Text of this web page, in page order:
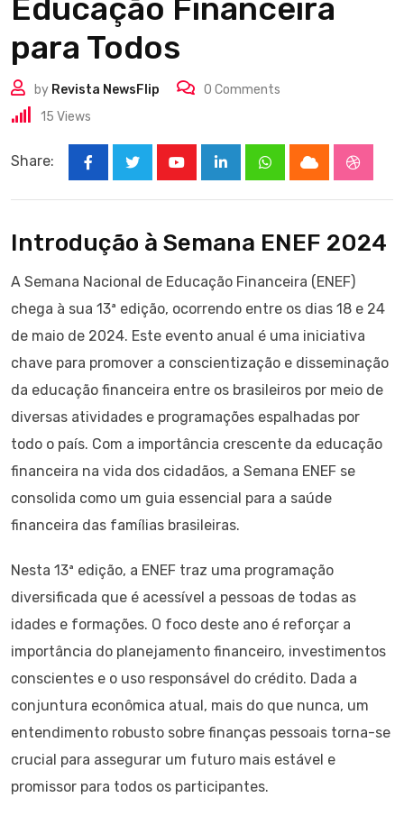
Educação Financeira
para Todos
by Revista NewsFlip 0 Comments
15 Views
Share:
LinkedInWhatsappCloud
Introdução à Semana ENEF 2024
A Semana Nacional de Educação Financeira (ENEF)
chega à sua 13ª edição, ocorrendo entre os dias 18 e 24
de maio de 2024. Este evento anual é uma iniciativa
chave para promover a conscientização e disseminação
da educação financeira entre os brasileiros por meio de
diversas atividades e programações espalhadas por
todo o país. Com a importância crescente da educação
financeira na vida dos cidadãos, a Semana ENEF se
consolida como um guia essencial para a saúde
financeira das famílias brasileiras.
Nesta 13ª edição, a ENEF traz uma programação
diversificada que é acessível a pessoas de todas as
idades e formações. O foco deste ano é reforçar a
importância do planejamento financeiro, investimentos
conscientes e o uso responsável do crédito. Dada a
conjuntura econômica atual, mais do que nunca, um
entendimento robusto sobre finanças pessoais torna-se
crucial para assegurar um futuro mais estável e
promissor para todos os participantes.